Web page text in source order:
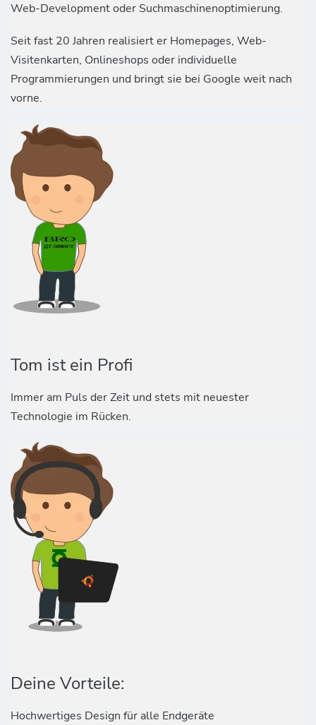
Web-Development oder Suchmaschinenoptimierung.
Seit fast 20 Jahren realisiert er Homepages, Web-
Visitenkarten, Onlineshops oder individuelle
Programmierungen und bringt sie bei Google weit nach
vorne.
Tom ist ein Profi
Immer am Puls der Zeit und stets mit neuester
Technologie im Rücken.
Deine Vorteile:
Hochwertiges Design für alle Endgeräte